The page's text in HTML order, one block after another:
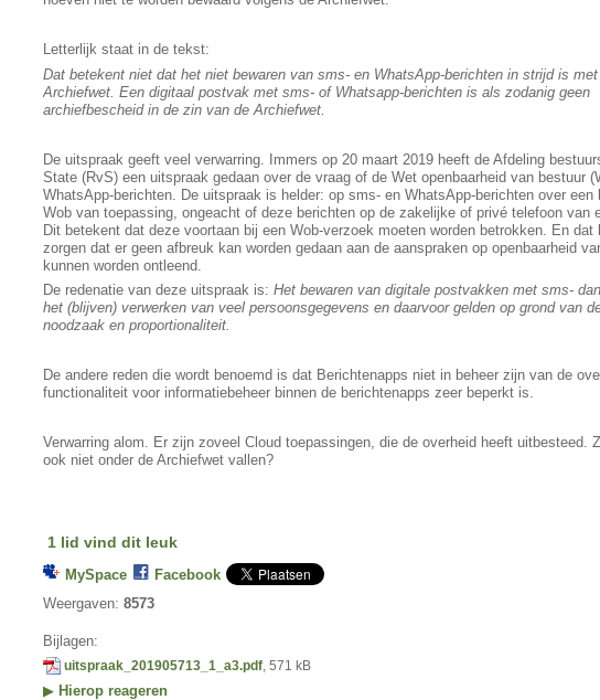
Letterlijk staat in de tekst:
Dat betekent niet dat het niet bewaren van sms- en WhatsApp-berichten in strijd is
Archiefwet. Een digitaal postvak met sms- of Whatsapp-berichten is als zodanig geen
archiefbescheid in de zin van de Archiefwet.
De uitspraak geeft veel verwarring. Immers op 20 maart 2019 heeft de Afdeling
State (RvS) een uitspraak gedaan over de vraag of de Wet openbaarheid van bestuur
WhatsApp-berichten. De uitspraak is helder: op sms- en WhatsApp-berichten over
Wob van toepassing, ongeacht of deze berichten op de zakelijke of privé telefoon van
Dit betekent dat deze voortaan bij een Wob-verzoek moeten worden betrokken. En dat
zorgen dat er geen afbreuk kan worden gedaan aan de aanspraken op openbaarheid
kunnen worden ontleend.
De redenatie van deze uitspraak is: Het bewaren van digitale postvakken met sms-
het (blijven) verwerken van veel persoonsgegevens en daarvoor gelden op grond van
noodzaak en proportionaliteit.
De andere reden die wordt benoemd is dat Berichtenapps niet in beheer zijn van de
functionaliteit voor informatiebeheer binnen de berichtenapps zeer beperkt is.
Verwarring alom. Er zijn zoveel Cloud toepassingen, die de overheid heeft uitbesteed.
ook niet onder de Archiefwet vallen?
1 lid vind dit leuk
MySpace
Facebook
Weergaven: 8573
Bijlagen:
uitspraak_201905713_1_a3.pdf, 571 kB
▶ Hierop reageren